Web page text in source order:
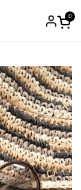
カー
0